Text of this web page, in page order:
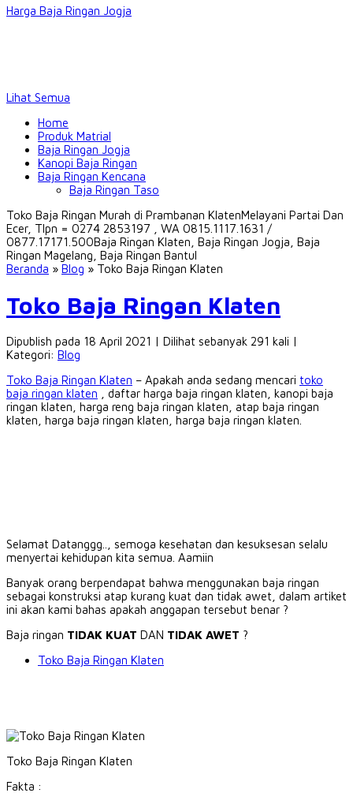
Harga Baja Ringan Jogja
Lihat Semua
Home
Produk Matrial
Baja Ringan Jogja
Kanopi Baja Ringan
Baja Ringan Kencana
Baja Ringan Taso
Toko Baja Ringan Murah di Prambanan KlatenMelayani Partai Dan
Ecer, Tlpn = 0274 2853197 , WA 0815.1117.1631 /
0877.17171.500Baja Ringan Klaten, Baja Ringan Jogja, Baja
Ringan Magelang, Baja Ringan Bantul
Beranda » Blog » Toko Baja Ringan Klaten
Toko Baja Ringan Klaten
Dipublish pada 18 April 2021 | Dilihat sebanyak 291 kali |
Kategori: Blog
Toko Baja Ringan Klaten – Apakah anda sedang mencari toko
baja ringan klaten , daftar harga baja ringan klaten, kanopi baja
ringan klaten, harga reng baja ringan klaten, atap baja ringan
klaten, harga baja ringan klaten, harga baja ringan klaten.
Selamat Datanggg.., semoga kesehatan dan kesuksesan selalu
menyertai kehidupan kita semua. Aamiin
Banyak orang berpendapat bahwa menggunakan baja ringan
sebagai konstruksi atap kurang kuat dan tidak awet, dalam artiket
ini akan kami bahas apakah anggapan tersebut benar ?
Baja ringan TIDAK KUAT DAN TIDAK AWET ?
Toko Baja Ringan Klaten
Toko Baja Ringan Klaten
Fakta :